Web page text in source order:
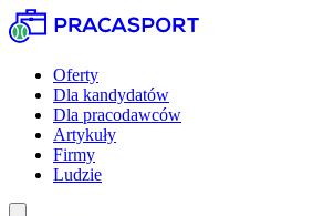
Oferty
Dla kandydatów
Dla pracodawców
Artykuły
Firmy
Ludzie